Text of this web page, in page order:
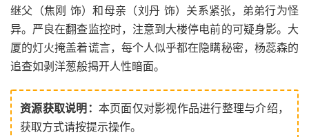
继父（焦刚 饰）和母亲（刘丹 饰）关系紧张，弟弟行为怪
异。严良在翻查监控时，注意到大楼停电前的可疑身影。大
厦的灯火掩盖着谎言，每个人似乎都在隐瞒秘密，杨蕊森的
追查如剥洋葱般揭开人性暗面。
资源获取说明： 本页面仅对影视作品进行整理与介绍，
获取方式请按提示操作。